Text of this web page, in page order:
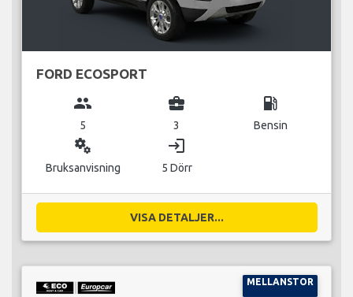
FORD ECOSPORT
group
5
business_center
3
local_gas_station
Bensin
miscellaneous_services
Bruksanvisning
login
5 Dörr
VISA DETALJER...
MELLANSTOR